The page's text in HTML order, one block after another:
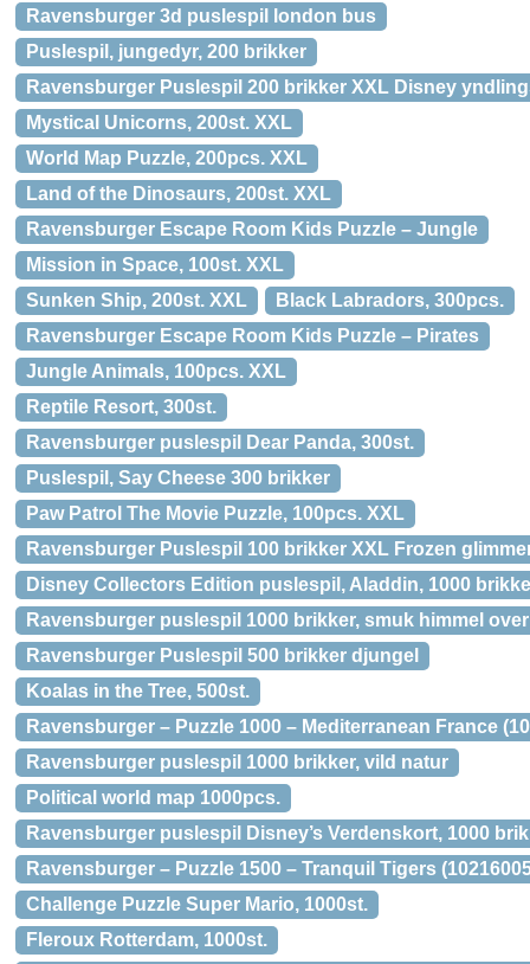
Ravensburger 3d puslespil london bus
Puslespil, jungedyr, 200 brikker
Ravensburger Puslespil 200 brikker XXL Disney
Mystical Unicorns, 200st. XXL
World Map Puzzle, 200pcs. XXL
Land of the Dinosaurs, 200st. XXL
Ravensburger Escape Room Kids Puzzle – Jungle
Mission in Space, 100st. XXL
Sunken Ship, 200st. XXL
Black Labradors, 300pcs.
Ravensburger Escape Room Kids Puzzle – Pirates
Jungle Animals, 100pcs. XXL
Reptile Resort, 300st.
Ravensburger puslespil Dear Panda, 300st.
Puslespil, Say Cheese 300 brikker
Paw Patrol The Movie Puzzle, 100pcs. XXL
Ravensburger Puslespil 100 brikker XXL Frozen
Disney Collectors Edition puslespil, Aladdin, 1000
Ravensburger puslespil 1000 brikker, smuk himmel
Ravensburger Puslespil 500 brikker djungel
Koalas in the Tree, 500st.
Ravensburger – Puzzle 1000 – Mediterranean France
Ravensburger puslespil 1000 brikker, vild natur
Political world map 1000pcs.
Ravensburger puslespil Disney’s Verdenskort, 1000
Ravensburger – Puzzle 1500 – Tranquil Tigers
Challenge Puzzle Super Mario, 1000st.
Fleroux Rotterdam, 1000st.